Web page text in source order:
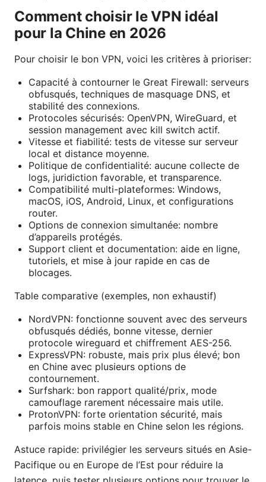
Comment choisir le VPN idéal
pour la Chine en 2026
Pour choisir le bon VPN, voici les critères à prioriser:
Capacité à contourner le Great Firewall: serveurs
obfusqués, techniques de masquage DNS, et
stabilité des connexions.
Protocoles sécurisés: OpenVPN, WireGuard, et
session management avec kill switch actif.
Vitesse et fiabilité: tests de vitesse sur serveur
local et distance moyenne.
Politique de confidentialité: aucune collecte de
logs, juridiction favorable, et transparence.
Compatibilité multi-plateformes: Windows,
macOS, iOS, Android, Linux, et configurations
router.
Options de connexion simultanée: nombre
d’appareils protégés.
Support client et documentation: aide en ligne,
tutoriels, et mise à jour rapide en cas de
blocages.
Table comparative (exemples, non exhaustif)
NordVPN: fonctionne souvent avec des serveurs
obfusqués dédiés, bonne vitesse, dernier
protocole wireguard et chiffrement AES-256.
ExpressVPN: robuste, mais prix plus élevé; bon
en Chine avec plusieurs options de
contournement.
Surfshark: bon rapport qualité/prix, mode
camouflage rarement nécessaire mais utile.
ProtonVPN: forte orientation sécurité, mais
parfois moins stable en Chine selon les régions.
Astuce rapide: privilégier les serveurs situés en Asie-
Pacifique ou en Europe de l’Est pour réduire la